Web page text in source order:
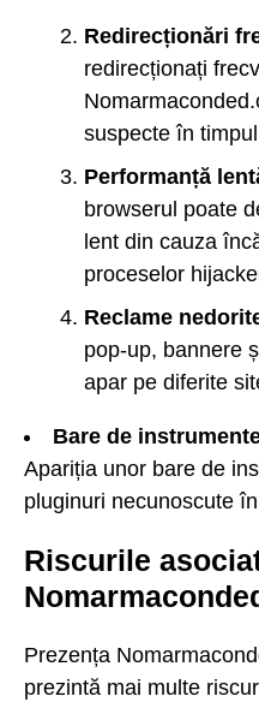
Redirecționări
redirecționați
suspecte în
Performanță
browserul poate
lent din cauza
proceselor
Reclame
pop-up, bannere
apar pe diferite
Bare de
Apariția unor bare de
pluginuri necunoscute
Riscurile
Prezența
prezintă mai multe